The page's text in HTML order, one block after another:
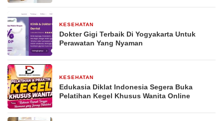
KESEHATAN
Dokter Gigi Terbaik Di Yogyakarta Untuk
Perawatan Yang Nyaman
KESEHATAN
Edukasia Diklat Indonesia Segera Buka
Pelatihan Kegel Khusus Wanita Online